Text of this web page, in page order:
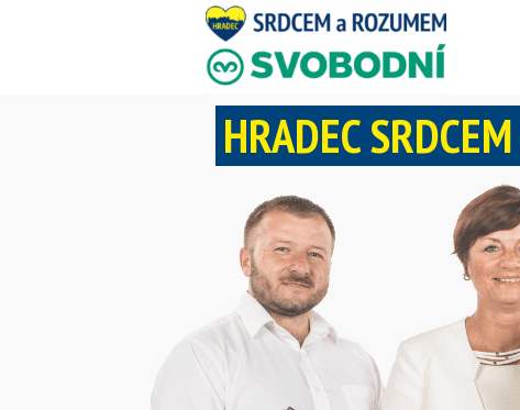
HRADEC SRDCEM